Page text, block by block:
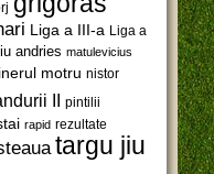
Liga a III-a Liga a
andries matulevicius
motru nistor
II pintilii
rapid rezultate
targu jiu